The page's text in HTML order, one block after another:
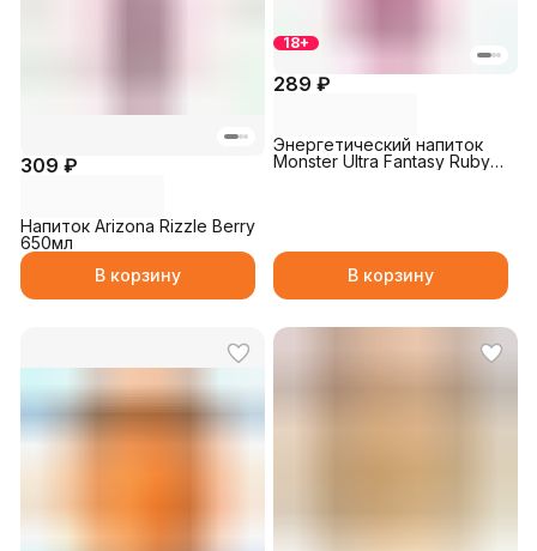
309 ₽
Напиток Arizona Rizzle Berry
650мл
В корзину
18+
289 ₽
Энергетический напиток
Monster Ultra Fantasy Ruby
В корзину